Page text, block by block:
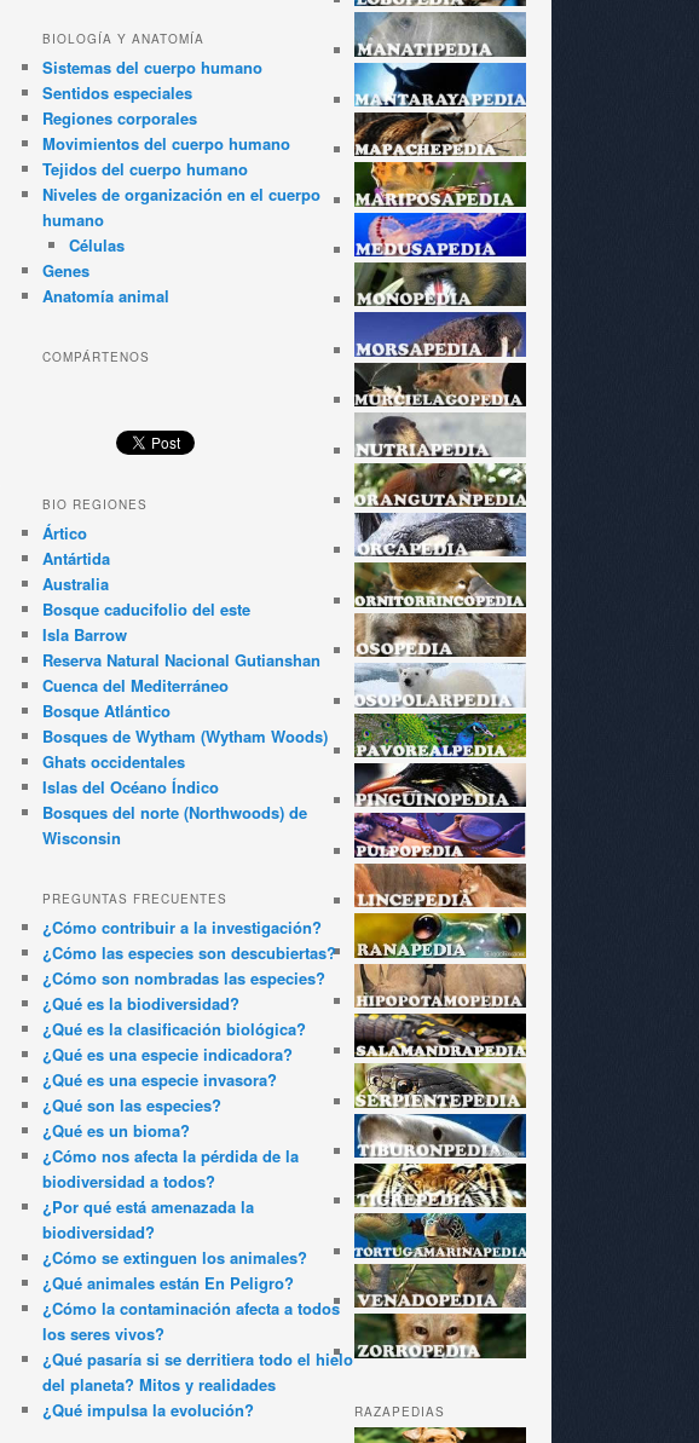
RAZAPEDIAS
BIOLOGÍA Y ANATOMÍA
Sistemas del cuerpo humano
Sentidos especiales
Regiones corporales
Movimientos del cuerpo humano
Tejidos del cuerpo humano
Niveles de organización en el cuerpo
humano
Células
Genes
Anatomía animal
COMPÁRTENOS
BIO REGIONES
Ártico
Antártida
Australia
Bosque caducifolio del este
Isla Barrow
Reserva Natural Nacional Gutianshan
Cuenca del Mediterráneo
Bosque Atlántico
Bosques de Wytham (Wytham Woods)
Ghats occidentales
Islas del Océano Índico
Bosques del norte (Northwoods) de
Wisconsin
PREGUNTAS FRECUENTES
¿Cómo contribuir a la investigación?
¿Cómo las especies son descubiertas?
¿Cómo son nombradas las especies?
¿Qué es la biodiversidad?
¿Qué es la clasificación biológica?
¿Qué es una especie indicadora?
¿Qué es una especie invasora?
¿Qué son las especies?
¿Qué es un bioma?
¿Cómo nos afecta la pérdida de la
biodiversidad a todos?
¿Por qué está amenazada la
biodiversidad?
¿Cómo se extinguen los animales?
¿Qué animales están En Peligro?
¿Cómo la contaminación afecta a todos
los seres vivos?
¿Qué pasaría si se derritiera todo el hielo
del planeta? Mitos y realidades
¿Qué impulsa la evolución?